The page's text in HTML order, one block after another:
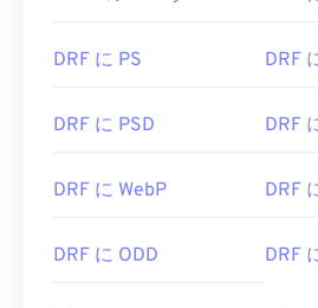
DRF に PS DRF
DRF に PSD DRF
DRF に WebP DRF
DRF に ODD DRF